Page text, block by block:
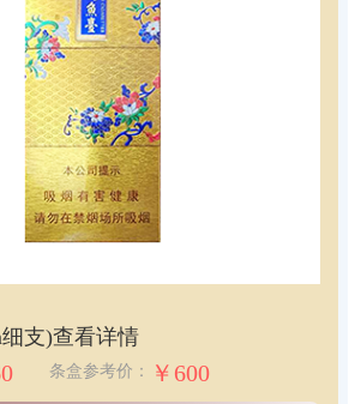
支)查看详情
条盒参考价： ￥600